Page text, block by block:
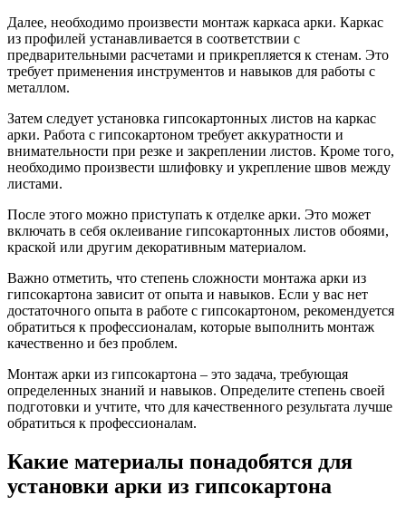
Далее, необходимо произвести монтаж каркаса арки. Каркас
из профилей устанавливается в соответствии с
предварительными расчетами и прикрепляется к стенам. Это
требует применения инструментов и навыков для работы с
металлом.
Затем следует установка гипсокартонных листов на каркас
арки. Работа с гипсокартоном требует аккуратности и
внимательности при резке и закреплении листов. Кроме того,
необходимо произвести шлифовку и укрепление швов между
листами.
После этого можно приступать к отделке арки. Это может
включать в себя оклеивание гипсокартонных листов обоями,
краской или другим декоративным материалом.
Важно отметить, что степень сложности монтажа арки из
гипсокартона зависит от опыта и навыков. Если у вас нет
достаточного опыта в работе с гипсокартоном, рекомендуется
обратиться к профессионалам, которые выполнить монтаж
качественно и без проблем.
Монтаж арки из гипсокартона – это задача, требующая
определенных знаний и навыков. Определите степень своей
подготовки и учтите, что для качественного результата лучше
обратиться к профессионалам.
Какие материалы понадобятся для
установки арки из гипсокартона